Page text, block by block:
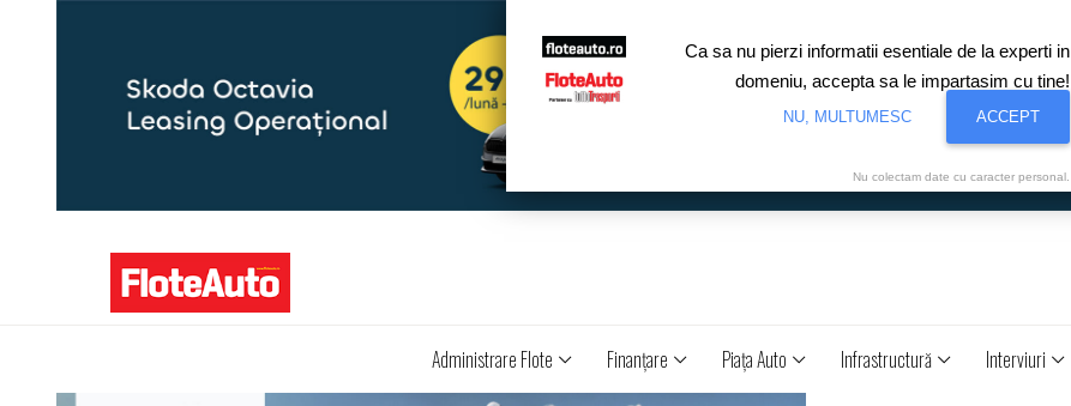
Administrare Flote Finanţare Piaţa Auto Infrastructură Interviuri
Ca sa nu pierzi informatii esentiale de la experti in
domeniu, accepta sa le impartasim cu tine!
NU, MULTUMESC ACCEPT
Nu colectam date cu caracter personal.